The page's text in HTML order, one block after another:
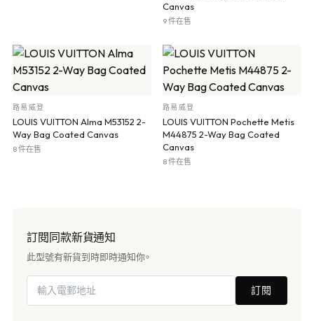
Canvas
9 件在售
路易威登
LOUIS VUITTON Alma M53152 2-
Way Bag Coated Canvas
8 件在售
路易威登
LOUIS VUITTON Pochette Metis
M44875 2-Way Bag Coated
Canvas
8 件在售
訂閱同款新貨通知
此型號有新貨到時即時通知你。
訂閱